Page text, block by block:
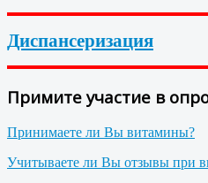
Диспансеризация
Примите участие в
Принимаете ли Вы витамины?
Учитываете ли Вы отзывы при